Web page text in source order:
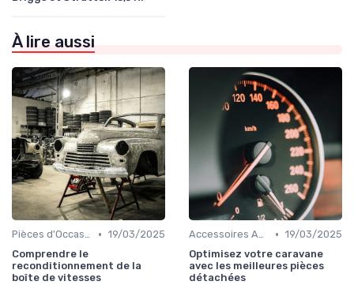
À lire aussi
Pièces d'Occasion et Reconditionnées • 19/03/2025
Comprendre le
reconditionnement de la
boîte de vitesses
Accessoires Auto • 19/03/2025
Optimisez votre caravane
avec les meilleures pièces
détachées